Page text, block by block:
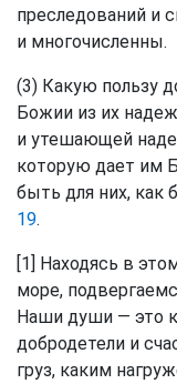
преследований и
и многочисленны.
(3) Какую пользу
Божии из их
и утешающей
которую дает им
быть для них, как
19.
[1] Находясь в
море,
Наши души — это
добродетели и
груз, каким